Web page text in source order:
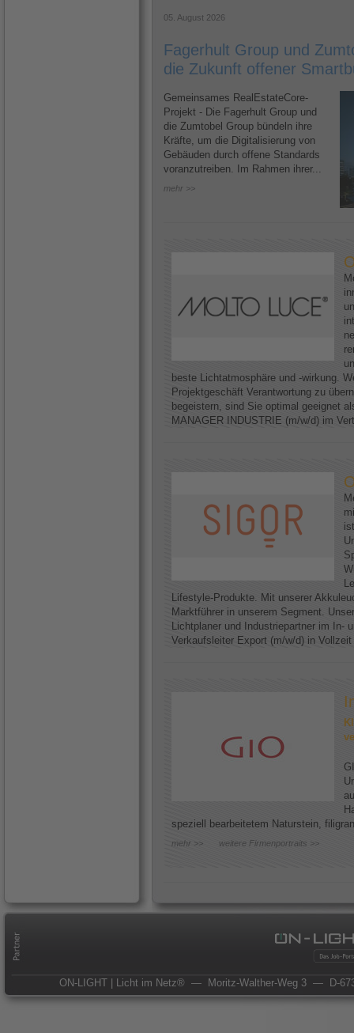
05. August 2026
Fagerhult Group und
die Zukunft offener
Gemeinsames RealEstateCore-
Projekt - Die Fagerhult Group und
die Zumtobel Group bündeln ihre
Kräfte, um die Digitalisierung von
Gebäuden durch offene Standards
voranzutreiben. Im Rahmen ihrer...
mehr >>
beste Lichtatmosphäre und -wirkung.
Projektgeschäft Verantwortung zu
begeistern, sind Sie optimal geeignet
MANAGER INDUSTRIE (m/w/d) im
Lifestyle-Produkte. Mit unserer
Marktführer in unserem Segment.
Lichtplaner und Industriepartner im In-
Verkaufsleiter Export (m/w/d) in
speziell bearbeitetem Naturstein,
mehr >> weitere Firmenportraits >>
ON-LIGHT | Licht im Netz® — Moritz-Walther-Weg 3 — D-